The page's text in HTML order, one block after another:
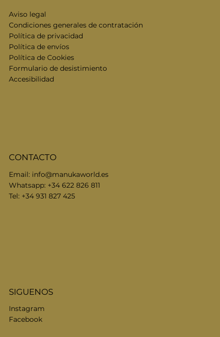
Aviso legal
Condiciones generales de contratación
Política de privacidad
Política de envíos
Política de Cookies
Formulario de desistimiento
Accesibilidad
CONTACTO
Email: info@manukaworld.es
Whatsapp: +34 622 826 811
Tel: +34 931 827 425
SIGUENOS
Instagram
Facebook